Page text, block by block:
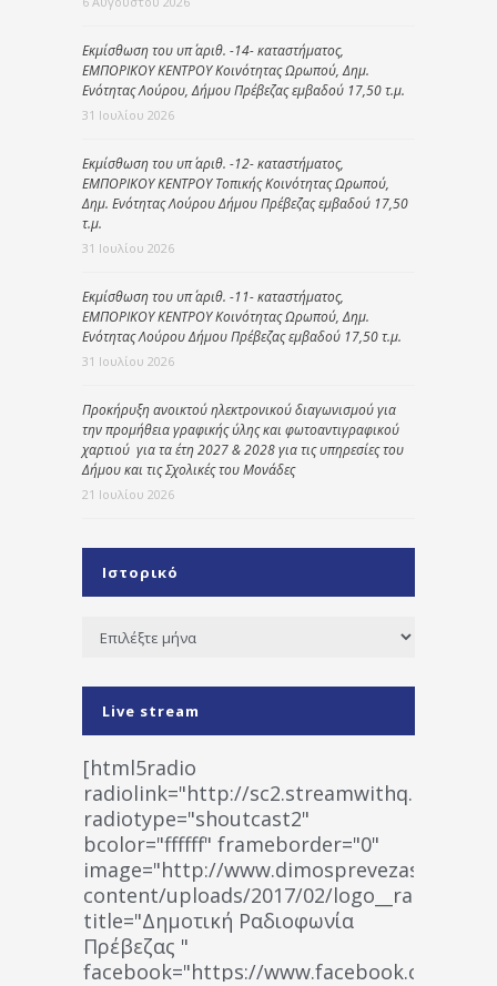
Εκμίσθωση του υπ΄ αριθ. -14- καταστήματος,
ΕΜΠΟΡΙΚΟΥ ΚΕΝΤΡΟΥ Κοινότητας Ωρωπού, Δημ.
Ενότητας Λούρου, Δήμου Πρέβεζας εμβαδού 17,50 τ.μ.
31 Ιουλίου 2026
Εκμίσθωση του υπ΄ αριθ. -12- καταστήματος,
ΕΜΠΟΡΙΚΟΥ ΚΕΝΤΡΟΥ Τοπικής Κοινότητας Ωρωπού,
Δημ. Ενότητας Λούρου Δήμου Πρέβεζας εμβαδού 17,50
τ.μ.
31 Ιουλίου 2026
Εκμίσθωση του υπ΄ αριθ. -11- καταστήματος,
ΕΜΠΟΡΙΚΟΥ ΚΕΝΤΡΟΥ Κοινότητας Ωρωπού, Δημ.
Ενότητας Λούρου Δήμου Πρέβεζας εμβαδού 17,50 τ.μ.
31 Ιουλίου 2026
Προκήρυξη ανοικτού ηλεκτρονικού διαγωνισμού για
την προμήθεια γραφικής ύλης και φωτοαντιγραφικού
χαρτιού για τα έτη 2027 & 2028 για τις υπηρεσίες του
Δήμου και τις Σχολικές του Μονάδες
21 Ιουλίου 2026
Ιστορικό
Ιστορικό
Live stream
[html5radio
radiolink="http://
radiotype="shoutcast2"
bcolor="ffffff" frameborder="0"
image="http://www.dimosprevezas.gr/wp-
content/uploads/2017/02/
title="Δημοτική Ραδιοφωνία
Πρέβεζας "
facebook="https://www.facebook.com/